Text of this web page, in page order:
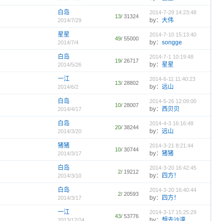
白岛
2014/7/29
13/ 31324
2014-7-29 14:23:48
by： 大伟
星星
2014/7/4
49/ 55000
2014-7-10 15:13:40
by： songge
白岛
2014/5/26
19/ 26717
2014-7-1 10:19:48
by： 星星
一江
2014/6/2
13/ 28802
2014-6-11 11:40:23
by： 远山
白岛
2014/4/17
10/ 28007
2014-5-26 12:09:00
by： 西贝贝
白岛
2014/3/20
20/ 38244
2014-4-3 16:16:48
by： 远山
猪猪
2014/3/17
10/ 30744
2014-3-21 8:21:44
by： 猪猪
白岛
2014/3/10
2/ 19212
2014-3-20 16:42:45
by： 四方！
白岛
2014/3/17
2/ 20593
2014-3-20 16:40:44
by： 四方！
一江
43/ 53776
2014-3-17 15:25:29